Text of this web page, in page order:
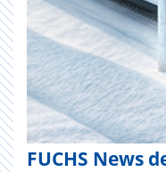
FUCHS News